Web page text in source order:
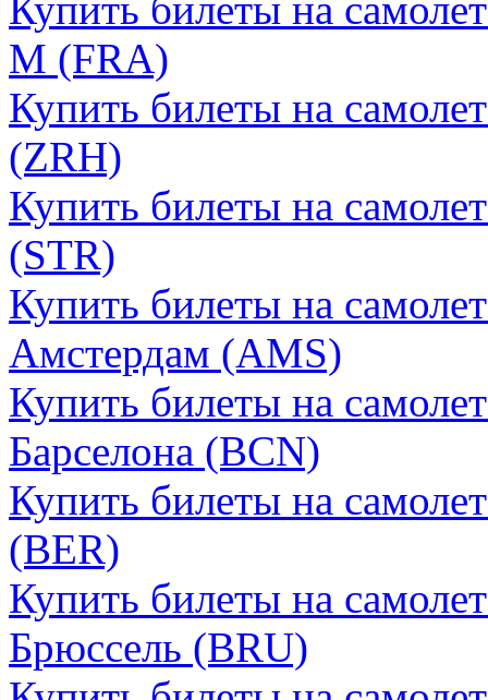
М (FRA)
Купить билеты на
(ZRH)
Купить билеты на
(STR)
Купить билеты на
Амстердам (AMS)
Купить билеты на
Барселона (BCN)
Купить билеты на
(BER)
Купить билеты на
Брюссель (BRU)